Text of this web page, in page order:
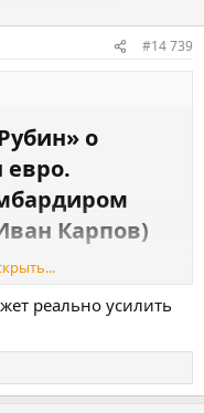
#14 739
о
евро.
Карпов)​
красно-белые
игроком согласован
реально усилить